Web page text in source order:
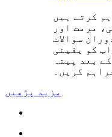
کرتے ہیں
مرمت اور
سوالات
کو یقینی
بعد پیشہ
کریں۔
مزید پڑھیں